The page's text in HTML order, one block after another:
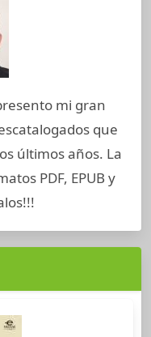
mi gran
que
últimos años. La
PDF, EPUB y